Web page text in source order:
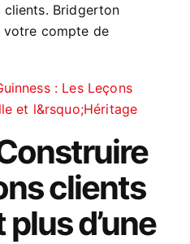
clients. Bridgerton
votre compte de
: Les Leçons
et l&rsquo;Héritage
clients
d’une